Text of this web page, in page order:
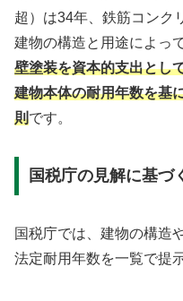
超）は34年、鉄筋コンク
建物の構造と用途によっ
壁塗装を資本的支出とし
建物本体の耐用年数を基
則です。
国税庁の見解に基づ
国税庁では、建物の構造
法定耐用年数を一覧で提